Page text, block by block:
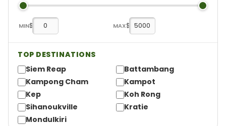
MIN$ MAX$
TOP DESTINATIONS
Siem Reap
Battambang
Kampong Cham
Kampot
Kep
Koh Rong
Sihanoukville
Kratie
Mondulkiri